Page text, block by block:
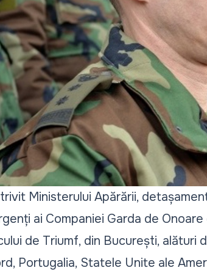
Ministerului Apărării,
ai Companiei Garda de
de Triumf, din București, alături
Portugalia, Statele Unite ale